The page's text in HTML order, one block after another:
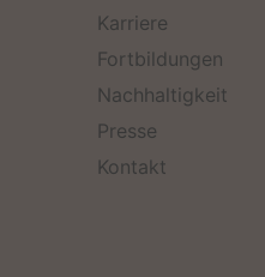
Karriere
Fortbildungen
Nachhaltigkeit
Presse
Kontakt